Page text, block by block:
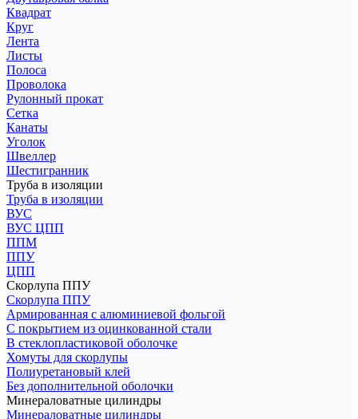
Квадрат
Круг
Лента
Листы
Полоса
Проволока
Рулонный прокат
Сетка
Канаты
Уголок
Швеллер
Шестигранник
Труба в изоляции
Труба в изоляции
ВУС
ВУС ЦПП
ППМ
ППУ
ЦПП
Скорлупа ППУ
Скорлупа ППУ
Армированная с алюминиевой фольгой
С покрытием из оцинкованной стали
В стеклопластиковой оболочке
Хомуты для скорлупы
Полиуретановый клей
Без дополнительной оболочки
Минераловатные цилиндры
Минераловатные цилиндры